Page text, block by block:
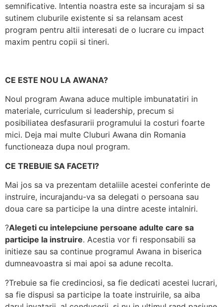
semnificative. Intentia noastra este sa incurajam si sa
sutinem cluburile existente si sa relansam acest
program pentru altii interesati de o lucrare cu impact
maxim pentru copii si tineri.
CE ESTE NOU LA AWANA?
Noul program Awana aduce multiple imbunatatiri in
materiale, curriculum si leadership, precum si
posibiliatea desfasurarii programului la costuri foarte
mici. Deja mai multe Cluburi Awana din Romania
functioneaza dupa noul program.
CE TREBUIE SA FACETI?
Mai jos sa va prezentam detaliile acestei conferinte de
instruire, incurajandu-va sa delegati o persoana sau
doua care sa participe la una dintre aceste intalniri.
?Alegeti cu intelepciune persoane adulte care sa
participe la instruire. Acestia vor fi responsabili sa
initieze sau sa continue programul Awana in biserica
dumneavoastra si mai apoi sa adune recolta.
?Trebuie sa fie credinciosi, sa fie dedicati acestei lucrari,
sa fie dispusi sa participe la toate instruirile, sa aiba